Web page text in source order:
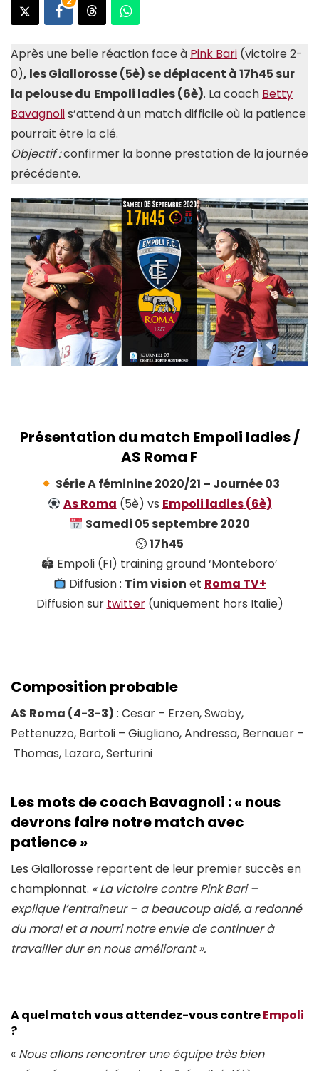
Après une belle réaction face à Pink Bari (victoire 2-
0), les Giallorosse (5è) se déplacent à 17h45 sur
la pelouse du Empoli ladies (6è). La coach Betty
Bavagnolis’attend à un match difficile où la patience
pourrait être la clé.
Objectif :confirmer la bonne prestation de la journée
précédente.
Présentation du match Empoli ladies /
AS Roma F
Série A féminine 2020/21 – Journée 03
As Roma (5è) vs Empoli ladies(6è)
Samedi 05 septembre 2020
⏲17h45
🏟 Empoli (FI) training ground ‘Monteboro’
Diffusion : Tim vision et Roma TV+
Diffusion sur twitter(uniquement hors Italie)
Composition probable
AS Roma (4-3-3) : Cesar – Erzen, Swaby,
Pettenuzzo, Bartoli – Giugliano, Andressa, Bernauer –
Thomas, Lazaro, Serturini
Les mots de coach Bavagnoli : « nous
devrons faire notre match avec
patience »
Les Giallorosse repartent de leur premier succès en
championnat. « La victoire contre Pink Bari –
explique l’entraîneur – a beaucoup aidé, a redonné
du moral et a nourri notre envie de continuer à
travailler dur en nous améliorant ».
Aquel match vous attendez-vous contreEmpoli
?
« Nous allons rencontrer une équipe très bien